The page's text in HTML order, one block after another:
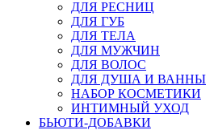
ДЛЯ РЕСНИЦ
ДЛЯ ГУБ
ДЛЯ ТЕЛА
ДЛЯ МУЖЧИН
ДЛЯ ВОЛОС
ДЛЯ ДУША И ВАННЫ
НАБОР КОСМЕТИКИ
ИНТИМНЫЙ УХОД
БЬЮТИ-ДОБАВКИ